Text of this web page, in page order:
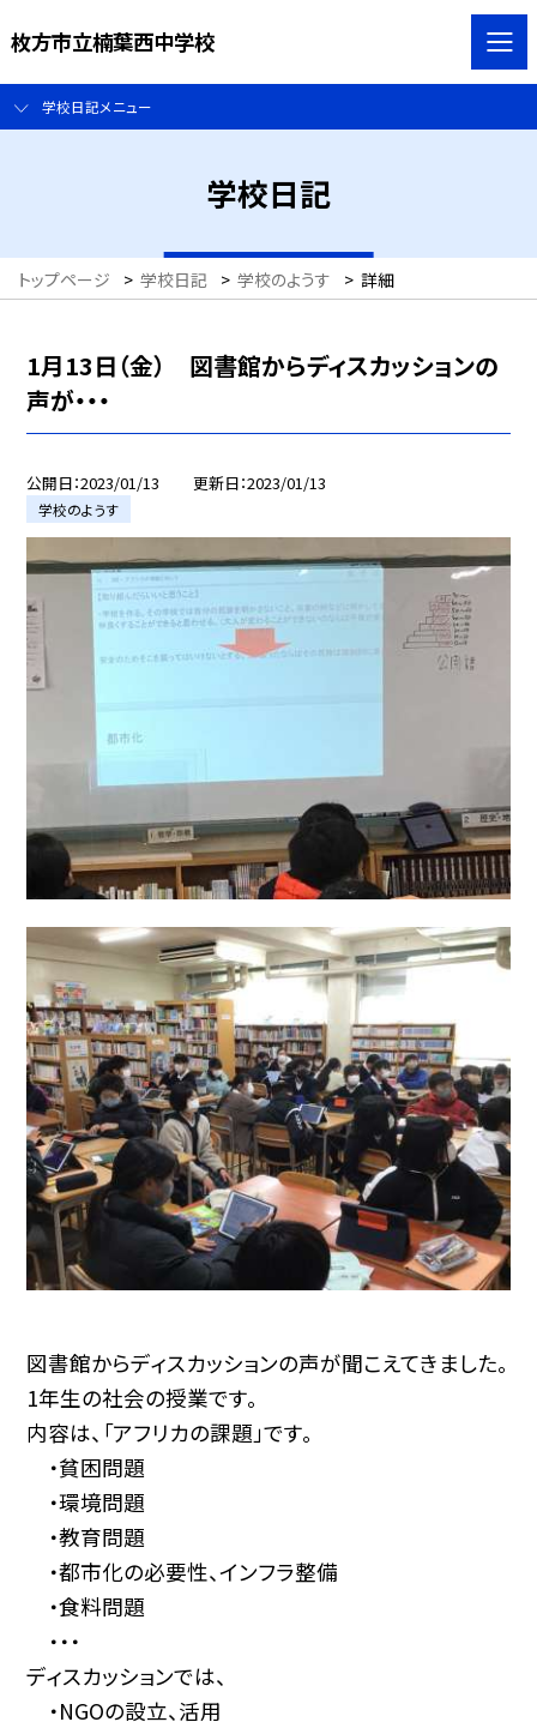
枚方市立楠葉西中学校
学校日記メニュー
学校日記
トップページ > 学校日記 > 学校のようす > 詳細
1月13日（金） 図書館からディスカッションの
声が・・・
公開日 2023/01/13 更新日 2023/01/13
学校のようす
図書館からディスカッションの声が聞こえてきました。
1年生の社会の授業です。
内容は、「アフリカの課題」です。
・貧困問題
・環境問題
・教育問題
・都市化の必要性、インフラ整備
・食料問題
・・・
ディスカッションでは、
・NGOの設立、活用